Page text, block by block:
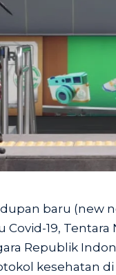
baru (new
19, Tentara
Republik
kesehatan di